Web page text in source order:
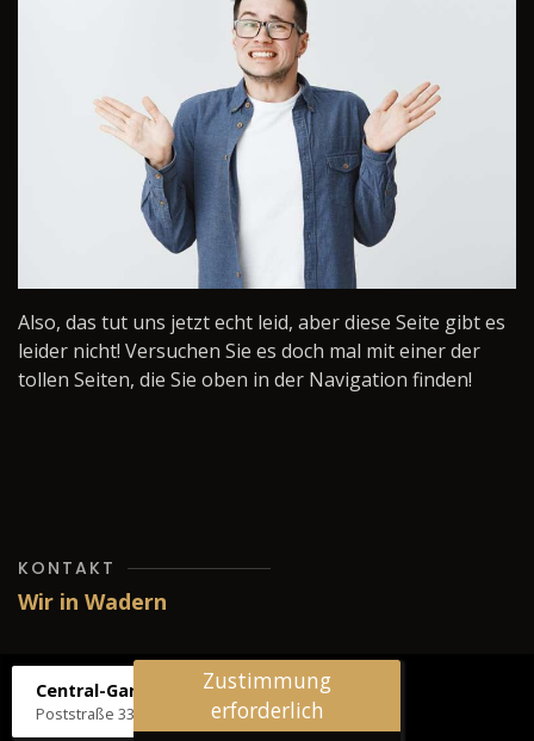
Also, das tut uns jetzt echt leid, aber diese Seite gibt es
leider nicht! Versuchen Sie es doch mal mit einer der
tollen Seiten, die Sie oben in der Navigation finden!
KONTAKT
Wir in Wadern
Central-Garage H. Wilhelm
Poststraße 33, 66687 Wadern
Zustimmung
erforderlich